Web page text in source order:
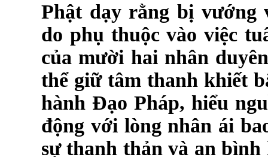
Phật dạy rằng bị
do phụ thuộc vào việc
của mười hai nhân
thể giữ tâm thanh khiết
hành Đạo Pháp, hiểu
động với lòng nhân ái
sự thanh thản và an